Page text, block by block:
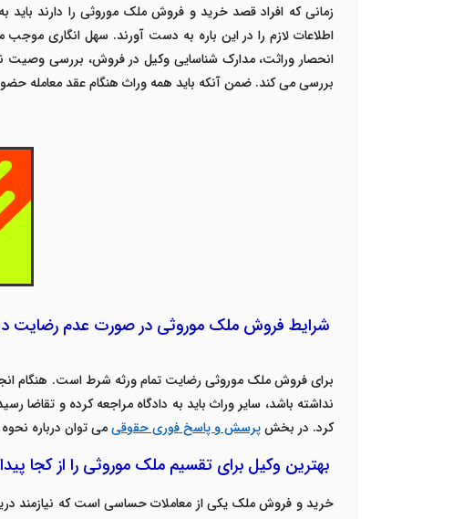
زمانی که افراد قصد خرید و فروش ملک موروثی را دارند
اطلاعات لازم را در این باره به دست آورند. سهل انگاری موجب
انحصار وراثت، مدارک شناسایی وکیل در فروش، بررسی
بررسی می کند. ضمن آنکه باید همه وراث هنگام عقد معامله حضور
شرایط فروش ملک موروثی در صورت عدم رضایت
برای فروش ملک موروثی رضایت تمام ورثه شرط است. هنگام
نداشته باشد، سایر وراث باید به دادگاه مراجعه کرده و
کرد. در بخشپرسش و پاسخ فوری حقوقیمی توان درباره
بهترین وکیل برای تقسیم ملک موروثی را از کجا
خرید و فروش ملک یکی از معاملات حساسی است که نیازمند